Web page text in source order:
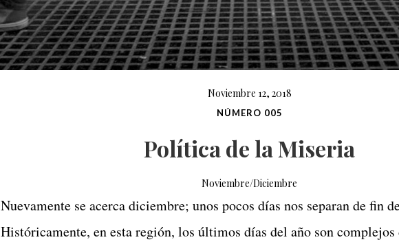
Noviembre 12, 2018
NÚMERO 005
Política de la Miseria
Noviembre/Diciembre
Nuevamente se acerca diciembre; unos pocos días nos separan de fin
Históricamente, en esta región, los últimos días del año son complejos